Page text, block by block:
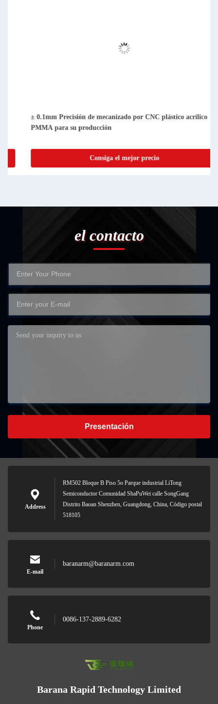
± 0.1mm Precisión de mecanizado por CNC plástico acrílico
PMMA para su producción
Consiga el mejor precio
el contacto
Presentación
Address
RM502 Bloque B Piso 5o Parque industrial LiTong
Semiconductor Comunidad ShaPuWei calle SongGang
Distrito Baoan Shenzhen, Guangdong, China, Código postal
518105
E-mail
baranarm@baranarm.com
Phone
0086-137-2889-6282
Barana Rapid Technology Limited